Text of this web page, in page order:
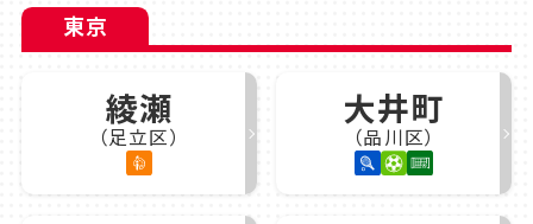
東京
綾瀬
（足立区）
大井町
（品川区）